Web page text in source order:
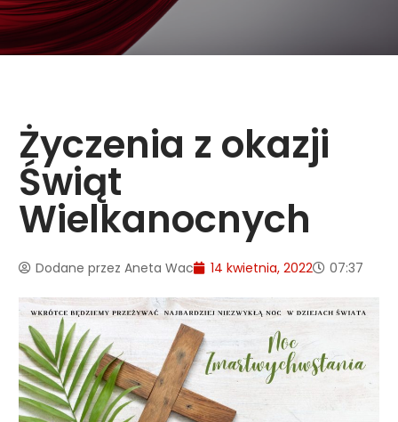
Życzenia z okazji
Świąt
Wielkanocnych
Dodane przez Aneta Wac 14 kwietnia, 2022 07:37